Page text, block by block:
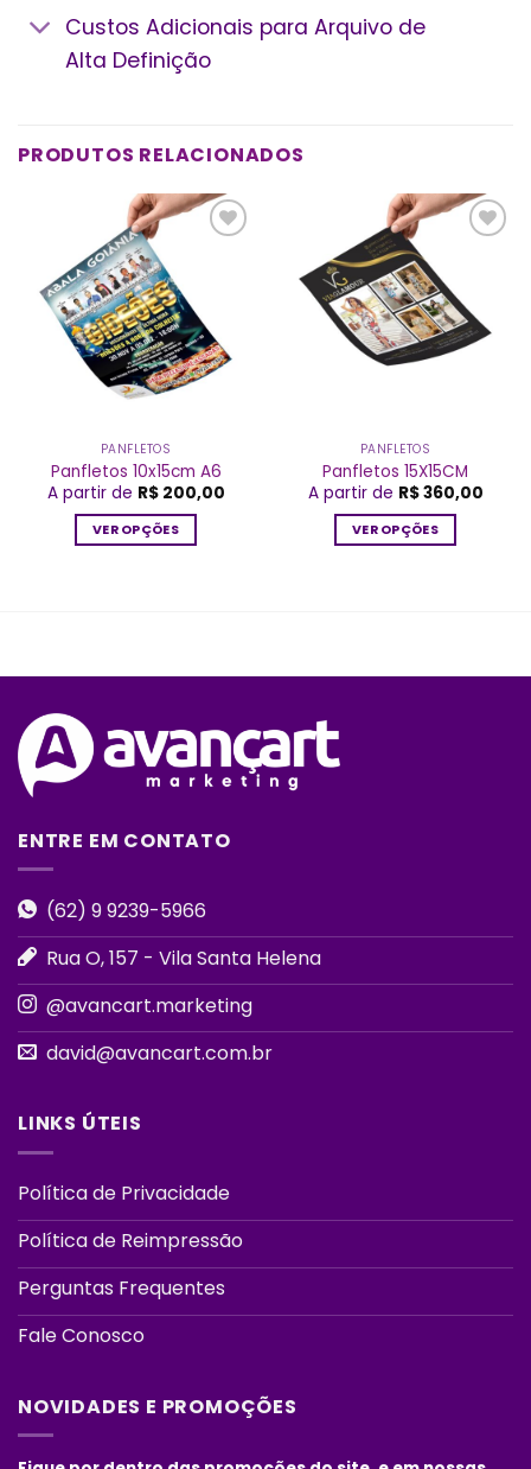
Custos Adicionais para Arquivo de
Alta Definição
PRODUTOS RELACIONADOS
PANFLETOS
Panfletos 10x15cm A6
A partir de R$200,00
VER OPÇÕES
As
podem
ser
escolhidas
página
desejos
PANFLETOS
Panfletos 15X15CM
A partir de R$360,00
VER OPÇÕES
As
ENTRE EM CONTATO
(62) 9 9239-5966
Rua O, 157 - Vila Santa Helena
@avancart.marketing
david@avancart.com.br
LINKS ÚTEIS
Política de Privacidade
Política de Reimpressão
Perguntas Frequentes
Fale Conosco
NOVIDADES E PROMOÇÕES